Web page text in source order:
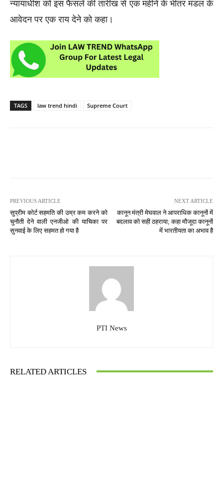
न्यायाधीश को इस फैसले की तारीख से एक महीने के भीतर मंडल के
आवेदन पर एक राय देने को कहा।
TAGS law trend hindi Supreme Court
PREVIOUS ARTICLE
सुप्रीम कोर्ट सहमति की उम्र कम करने को
चुनौती देने वाली एनजीओ की याचिका पर
सुनवाई के लिए सहमत हो गया है
NEXT ARTICLE
कानून मंत्री मेघवाल ने आपराधिक कानूनों में
बदलाव को सही ठहराया; कहा मौजूदा कानूनों
में भारतीयता का अभाव है
PTI News
RELATED ARTICLES